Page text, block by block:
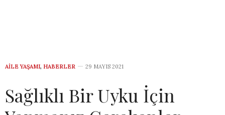
AILE YAŞAMI, HABERLER 29 MAYIS 2021
Sağlıklı Bir Uyku İçin